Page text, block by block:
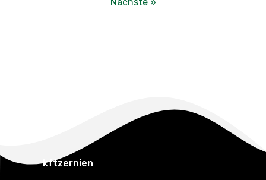
kftzernien